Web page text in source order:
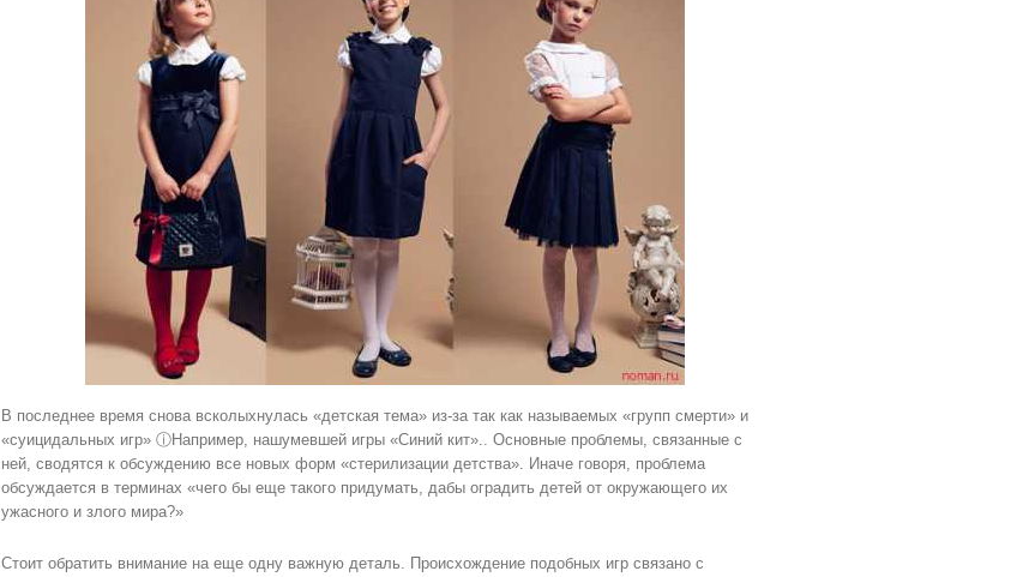
В последнее время снова всколыхнулась «детская тема» из-за так как называемых «групп смерти» и
«суицидальных игр» ⓘНапример, нашумевшей игры «Синий кит».. Основные проблемы, связанные с
ней, сводятся к обсуждению все новых форм «стерилизации детства». Иначе говоря, проблема
обсуждается в терминах «чего бы еще такого придумать, дабы оградить детей от окружающего их
ужасного и злого мира?»
Стоит обратить внимание на еще одну важную деталь. Происхождение подобных игр связано с